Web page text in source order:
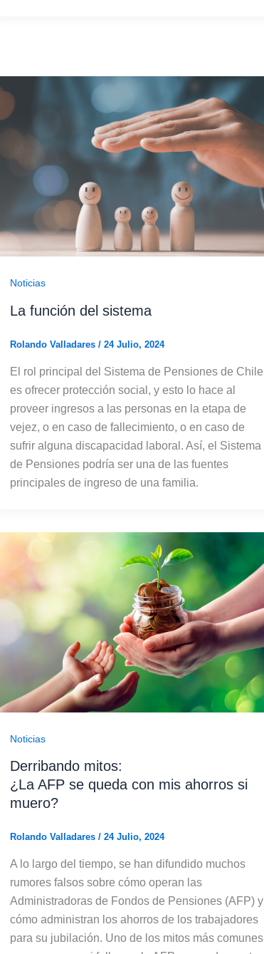
Noticias
La función del sistema
Rolando Valladares / 24 Julio, 2024
El rol principal del Sistema de Pensiones de Chile
es ofrecer protección social, y esto lo hace al
proveer ingresos a las personas en la etapa de
vejez, o en caso de fallecimiento, o en caso de
sufrir alguna discapacidad laboral. Así, el Sistema
de Pensiones podría ser una de las fuentes
principales de ingreso de una familia.
Noticias
Derribando mitos:
¿La AFP se queda con mis ahorros si
muero?
Rolando Valladares / 24 Julio, 2024
A lo largo del tiempo, se han difundido muchos
rumores falsos sobre cómo operan las
Administradoras de Fondos de Pensiones (AFP) y
cómo administran los ahorros de los trabajadores
para su jubilación. Uno de los mitos más comunes